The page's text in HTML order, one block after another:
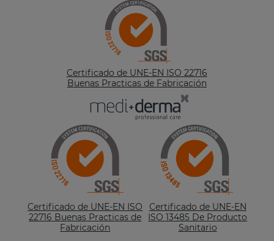
Certificado de UNE-EN ISO 22716
Buenas Practicas de Fabricación
Certificado de UNE-EN ISO
22716 Buenas Practicas de
Fabricación
Certificado de UNE-EN
ISO 13485 De Producto
Sanitario